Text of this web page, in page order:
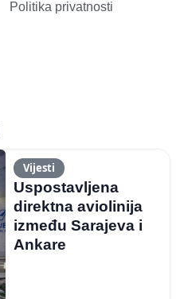
Politika privatnosti
Vijesti
Uspostavljena
direktna aviolinija
između Sarajeva i
Ankare